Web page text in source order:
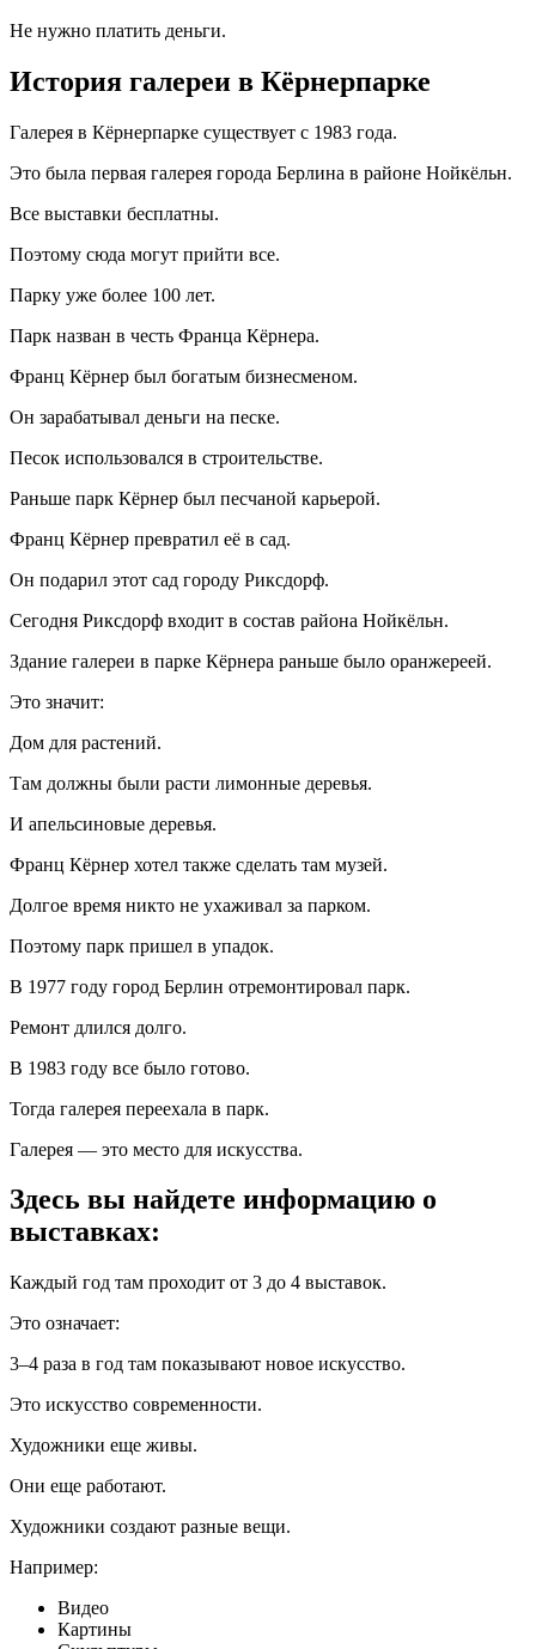
Не нужно платить деньги.
История галереи в Кёрнерпарке
Галерея в Кёрнерпарке существует с 1983 года.
Это была первая галерея города Берлина в районе Нойкёльн.
Все выставки бесплатны.
Поэтому сюда могут прийти все.
Парку уже более 100 лет.
Парк назван в честь Франца Кёрнера.
Франц Кёрнер был богатым бизнесменом.
Он зарабатывал деньги на песке.
Песок использовался в строительстве.
Раньше парк Кёрнер был песчаной карьерой.
Франц Кёрнер превратил её в сад.
Он подарил этот сад городу Риксдорф.
Сегодня Риксдорф входит в состав района Нойкёльн.
Здание галереи в парке Кёрнера раньше было оранжереей.
Это значит:
Дом для растений.
Там должны были расти лимонные деревья.
И апельсиновые деревья.
Франц Кёрнер хотел также сделать там музей.
Долгое время никто не ухаживал за парком.
Поэтому парк пришел в упадок.
В 1977 году город Берлин отремонтировал парк.
Ремонт длился долго.
В 1983 году все было готово.
Тогда галерея переехала в парк.
Галерея — это место для искусства.
Здесь вы найдете информацию о
выставках:
Каждый год там проходит от 3 до 4 выставок.
Это означает:
3–4 раза в год там показывают новое искусство.
Это искусство современности.
Художники еще живы.
Они еще работают.
Художники создают разные вещи.
Например:
Видео
Картины